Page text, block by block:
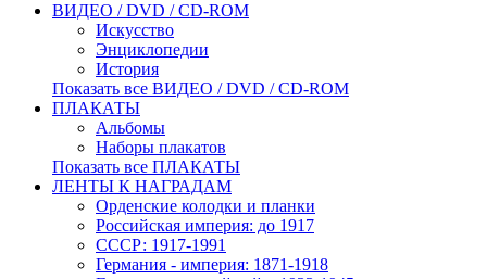
ВИДЕО / DVD / CD-ROM
Искусство
Энциклопедии
История
Показать все ВИДЕО / DVD / CD-ROM
ПЛАКАТЫ
Альбомы
Наборы плакатов
Показать все ПЛАКАТЫ
ЛЕНТЫ К НАГРАДАМ
Орденские колодки и планки
Российская империя: до 1917
СССР: 1917-1991
Германия - империя: 1871-1918